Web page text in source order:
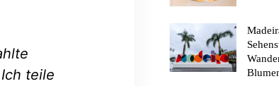
teile